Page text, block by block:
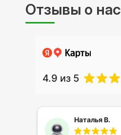
Отзывы о нас
4.9 из 5
Наталья В.